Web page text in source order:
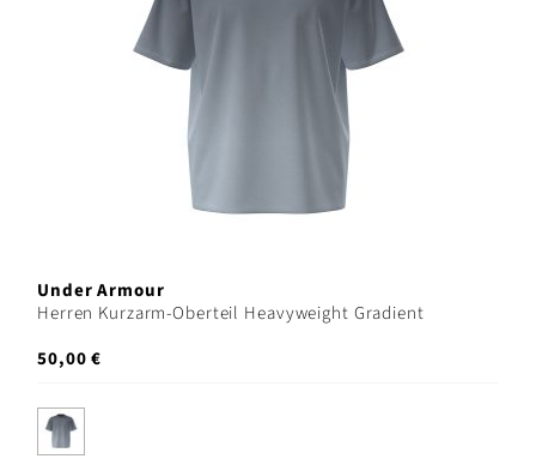
Under Armour
Herren Kurzarm-Oberteil Heavyweight Gradient
50,00 €